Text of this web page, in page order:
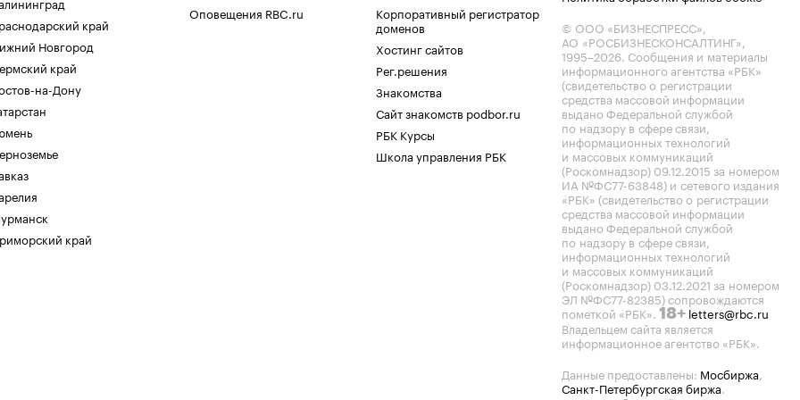
край
Новгород
край
на-Дону
край
Оповещения RBC.ru
Корпоративный регистратор
доменов
Хостинг сайтов
Рег.решения
Знакомства
Сайт знакомств podbor.ru
РБК Курсы
Школа управления РБК
© ООО «БИЗНЕСПРЕСС»,
АО «РОСБИЗНЕСКОНСАЛТИНГ»,
1995–2026. Сообщения и материалы
информационного агентства «РБК»
(свидетельство о регистрации
средства массовой информации
выдано Федеральной службой
по надзору в сфере связи,
информационных технологий
и массовых коммуникаций
(Роскомнадзор) 09.12.2015 за номером
ИА №ФС77-63848) и сетевого издания
«РБК» (свидетельство о регистрации
средства массовой информации
выдано Федеральной службой
по надзору в сфере связи,
информационных технологий
и массовых коммуникаций
(Роскомнадзор) 03.12.2021 за номером
ЭЛ №ФС77-82385) сопровождаются
пометкой «РБК». 18+ letters@rbc.ru
Владельцем сайта является
информационное агентство «РБК».
Данные предоставлены: Мосбиржа,
Санкт-Петербургская биржа.